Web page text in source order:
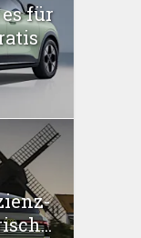
es für